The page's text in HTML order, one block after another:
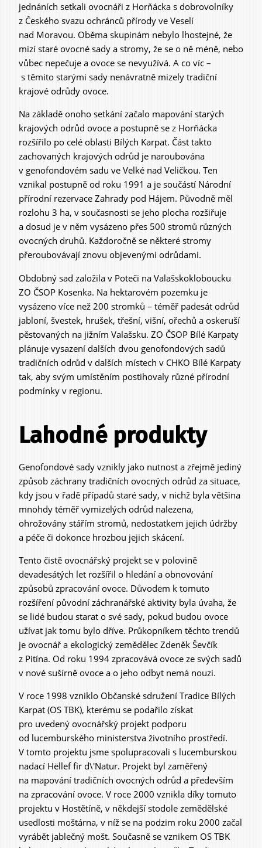
jednáních setkali ovocnáři z Horňácka s dobrovolníky
z Českého svazu ochránců přírody ve Veselí
nad Moravou. Oběma skupinám nebylo lhostejné, že
mizí staré ovocné sady a stromy, že se o ně méně, nebo
vůbec nepečuje a ovoce se nevyužívá. A co víc –
s těmito starými sady nenávratně mizely tradiční
krajové odrůdy ovoce.
Na základě onoho setkání začalo mapování starých
krajových odrůd ovoce a postupně se z Horňácka
rozšířilo po celé oblasti Bílých Karpat. Část takto
zachovaných krajových odrůd je naroubována
v genofondovém sadu ve Velké nad Veličkou. Ten
vznikal postupně od roku 1991 a je součástí Národní
přírodní rezervace Zahrady pod Hájem. Původně měl
rozlohu 3 ha, v současnosti se jeho plocha rozšiřuje
a dosud je v něm vysázeno přes 500 stromů různých
ovocných druhů. Každoročně se některé stromy
přeroubovávají znovu objevenými odrůdami.
Obdobný sad založila v Poteči na Valašskokloboucku
ZO ČSOP Kosenka. Na hektarovém pozemku je
vysázeno více než 200 stromků – téměř padesát odrůd
jabloní, švestek, hrušek, třešní, višní, ořechů a oskeruší
pěstovaných na jižním Valašsku. ZO ČSOP Bílé Karpaty
plánuje vysazení dalších dvou genofondových sadů
tradičních odrůd v dalších místech v CHKO Bílé Karpaty
tak, aby svým umístěním postihovaly různé přírodní
podmínky v regionu.
Lahodné produkty
Genofondové sady vznikly jako nutnost a zřejmě jediný
způsob záchrany tradičních ovocných odrůd za situace,
kdy jsou v řadě případů staré sady, v nichž byla většina
mnohdy téměř vymizelých odrůd nalezena,
ohrožovány stářím stromů, nedostatkem jejich údržby
a péče či dokonce hrozbou jejich skácení.
Tento čistě ovocnářský projekt se v polovině
devadesátých let rozšířil o hledání a obnovování
způsobů zpracování ovoce. Důvodem k tomuto
rozšíření původní záchranářské aktivity byla úvaha, že
se lidé budou starat o své sady, pokud budou ovoce
užívat jak tomu bylo dříve. Průkopníkem těchto trendů
je ovocnář a ekologický zemědělec Zdeněk Ševčík
z Pitína. Od roku 1994 zpracovává ovoce ze svých sadů
v nové sušírně ovoce a o jeho odbyt nemá nouzi.
V roce 1998 vzniklo Občanské sdružení Tradice Bílých
Karpat (OS TBK), kterému se podařilo získat
pro uvedený ovocnářský projekt podporu
od lucemburského ministerstva životního prostředí.
V tomto projektu jsme spolupracovali s lucemburskou
nadací Hëllef fir d\'Natur. Projekt byl zaměřený
na mapování tradičních ovocných odrůd a především
na zpracování ovoce. V roce 2000 vznikla díky tomuto
projektu v Hostětíně, v někdejší stodole zemědělské
usedlosti moštárna, v níž se na podzim roku 2000 začal
vyrábět jablečný mošt. Současně se vznikem OS TBK